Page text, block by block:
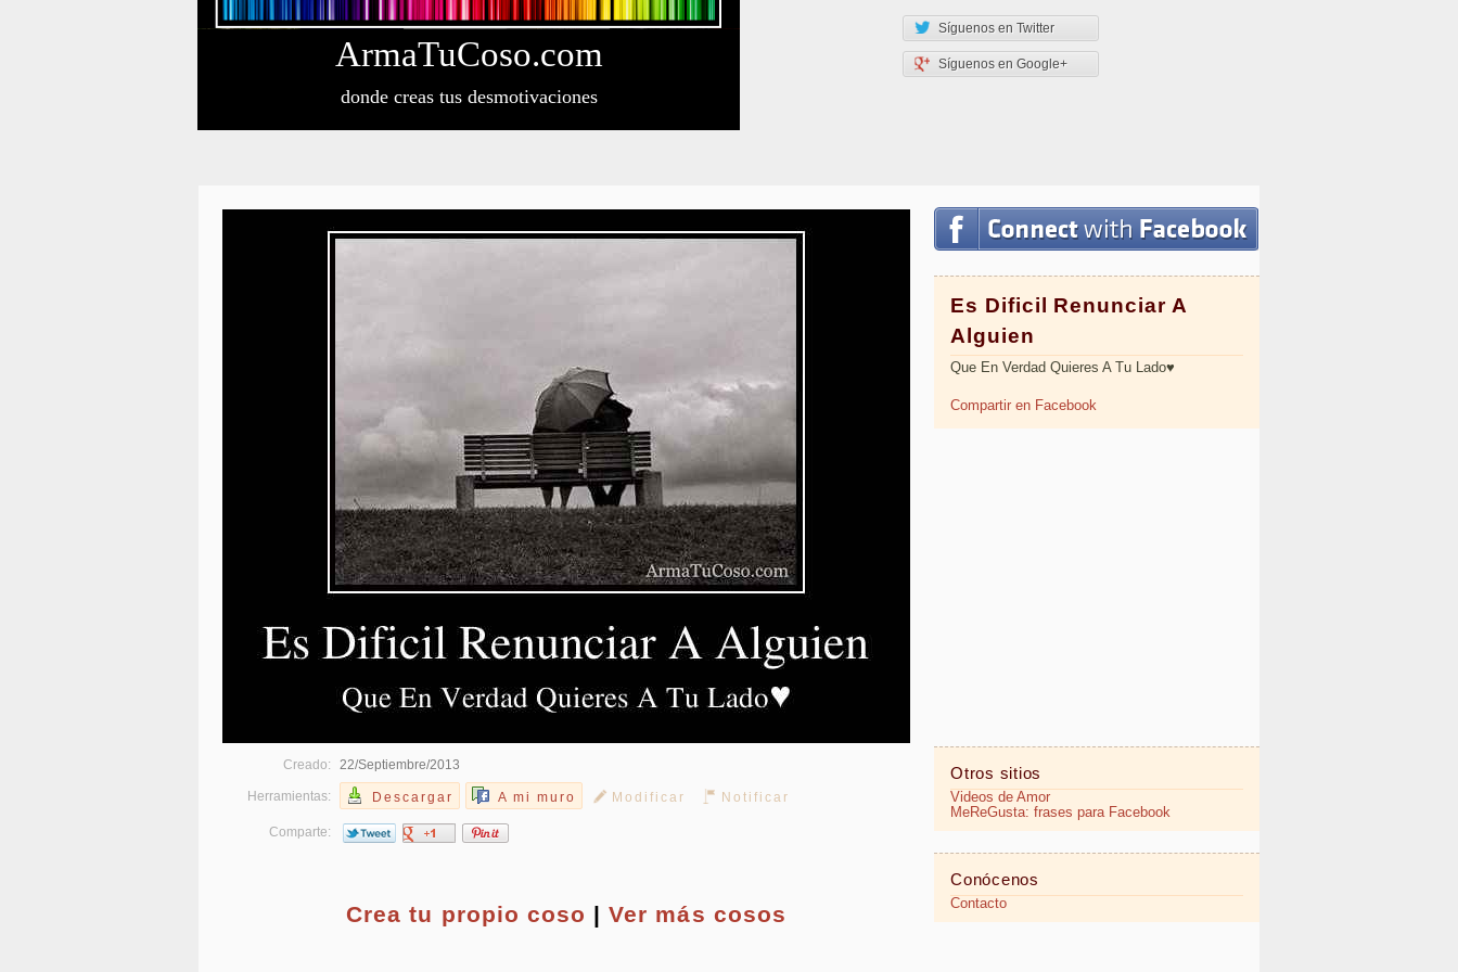
ArmaTuCoso.com
donde creas tus desmotivaciones
Creado: 22/Septiembre/2013
Herramientas: Descargar A mi muro Modificar Notificar
Comparte:
Crea tu propio coso |Ver más cosos
Es Dificil Renunciar A
Alguien
Que En Verdad Quieres A Tu Lado♥
Compartir en Facebook
Otros sitios
Videos de Amor
MeReGusta: frases para Facebook
Conócenos
Contacto
Síguenos en Twitter
Síguenos en Google+